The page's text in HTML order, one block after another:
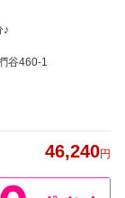
♪
谷460-1
46,240円